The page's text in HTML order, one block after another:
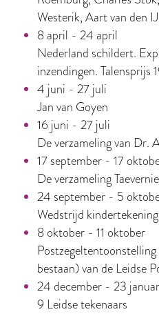
Westerik, Aart van den
8 april - 24 april
Nederland schildert.
inzendingen. Talensprijs
4 juni - 27 juli
Jan van Goyen
16 juni - 27 juli
De verzameling van Dr.
17 september - 17
De verzameling
24 september - 5
Wedstrijd
8 oktober - 11 oktober
bestaan) van de Leidse
24 december - 23
9 Leidse tekenaars